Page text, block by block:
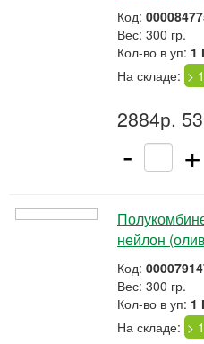
Код:
Вес: 300 гр.
Кол-во в уп: 1
На складе: >
2884р.
- +
нейлон
Код:
Вес: 300 гр.
Кол-во в уп: 1
На складе: >